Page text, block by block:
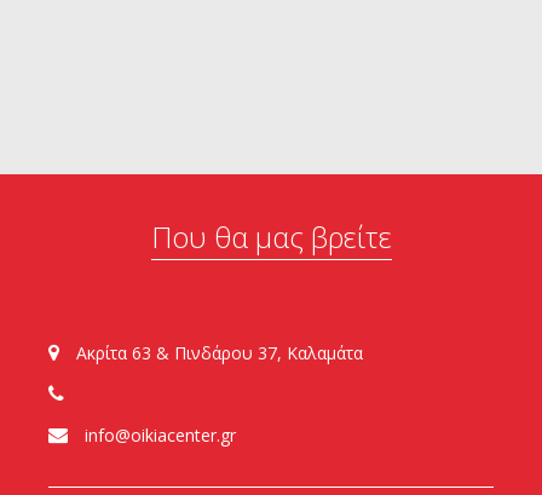
Που θα μας βρείτε
Ακρίτα 63 & Πινδάρου 37, Καλαμάτα
info@oikiacenter.gr